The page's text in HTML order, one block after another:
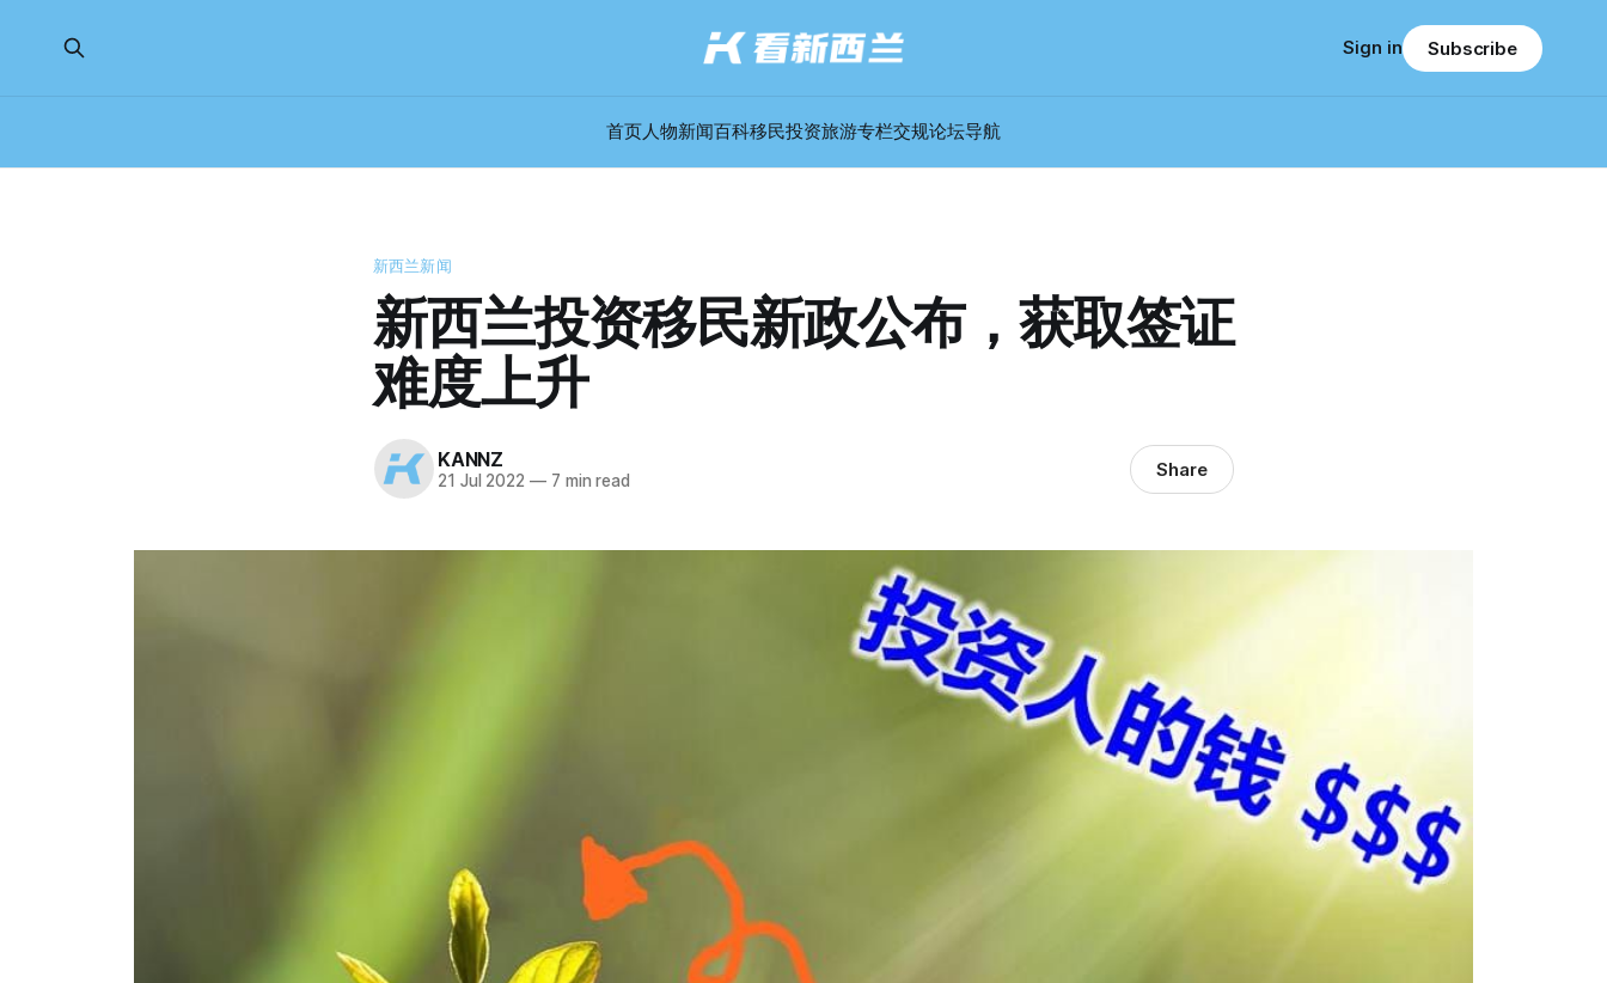
首页人物新闻百科移民投资旅游专栏交规论坛导航
Sign in Subscribe
新西兰新闻
新西兰投资移民新政公布，获取签证
难度上升
KANNZ
21 Jul 2022 —7 min read Share